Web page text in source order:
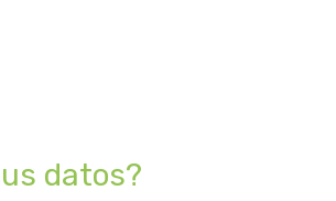
datos?